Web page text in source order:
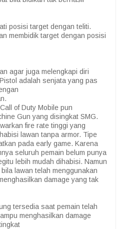
posisi target dengan teliti.
membidik target dengan posisi
agar juga melengkapi diri
adalah senjata yang pas
of Duty Mobile pun
Gun yang disingkat SMG.
fire rate tinggi yang
lawan tanpa armor. Tipe
pada early game. Karena
seluruh pemain belum punya
lebih mudah dihabisi. Namun
lawan telah menggunakan
damage yang tak
tersedia saat pemain telah
menghasilkan damage